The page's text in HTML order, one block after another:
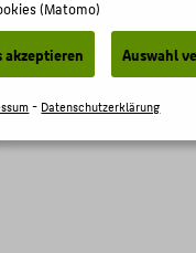
taprl/
INTERNATIONAL
INFORMATIONEN FÜR
STUDIENINTERESSIERTE
(Matomo)
akzeptieren Auswahl
- Datenschutzerklärung